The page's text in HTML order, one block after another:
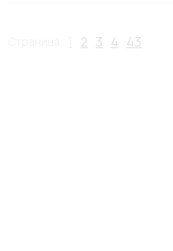
1 2 3 4 43